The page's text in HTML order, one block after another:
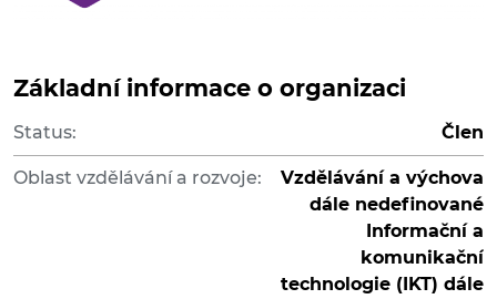
Základní informace o organizaci
Status: Člen
Oblast vzdělávání a rozvoje:
Vzdělávání a výchova
dále nedefinované
Informační a
komunikační
technologie (IKT) dále